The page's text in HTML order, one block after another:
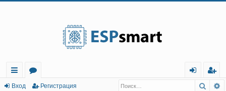
с
о
г
Вход Регистрация